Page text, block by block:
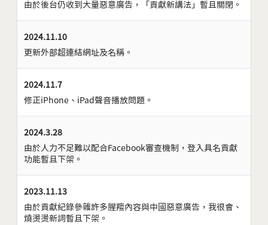
由於後台仍收到大量惡意廣告，「貢獻新講法」暫且關閉。
2024.11.10
更新外部超連結網址及名稱。
2024.11.7
修正iPhone、iPad聲音播放問題。
2024.3.28
由於人力不足難以配合Facebook審查機制，登入具名貢獻
功能暫且下架。
2023.11.13
由於貢獻紀錄參雜許多腥羶內容與中國惡意廣告，我很會、
燒燙燙新詞暫且下架。